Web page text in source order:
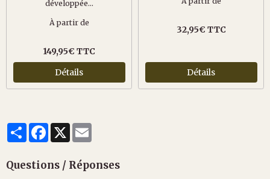
développée...
À partir de
149,95€ TTC
Détails
32,95€ TTC
Détails
PartagerFacebook
X
Questions / Réponses